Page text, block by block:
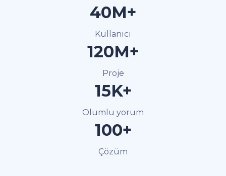
40M+
Kullanıcı
120M+
Proje
15K+
Olumlu yorum
100+
Çözüm